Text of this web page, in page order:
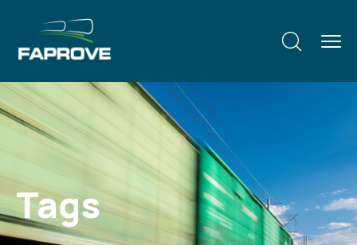
Tags